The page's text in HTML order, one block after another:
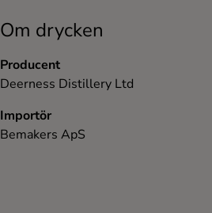
Om drycken
Producent
Deerness Distillery Ltd
Importör
Bemakers ApS